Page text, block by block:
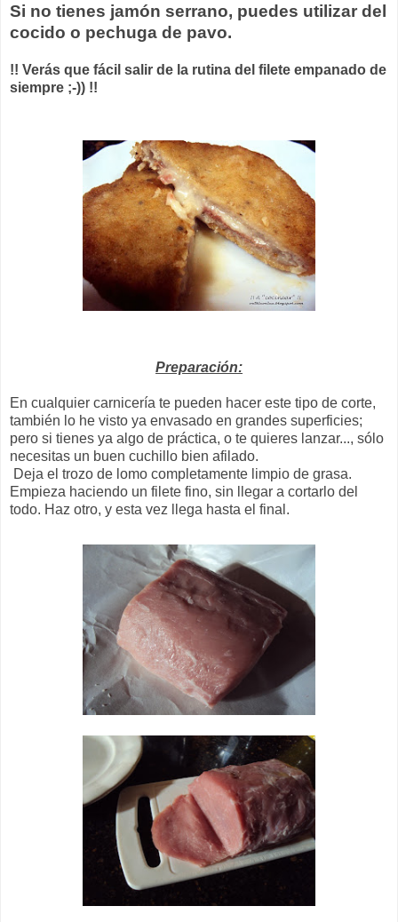
Si no tienes jamón serrano, puedes utilizar del
cocido o pechuga de pavo.
!! Verás que fácil salir de la rutina del filete empanado de
siempre ;-)) !!
Preparación:
En cualquier carnicería te pueden hacer este tipo de corte,
también lo he visto ya envasado en grandes superficies;
pero si tienes ya algo de práctica, o te quieres lanzar..., sólo
necesitas un buen cuchillo bien afilado.
Deja el trozo de lomo completamente limpio de grasa.
Empieza haciendo un filete fino, sin llegar a cortarlo del
todo. Haz otro, y esta vez llega hasta el final.